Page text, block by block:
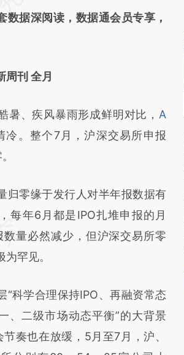
于财新文章
Ph8WjUvp]
文真实意图存在偏差。不代表财
数据深阅读，数据通会员专享，
周刊 全月
、疾风暴雨形成鲜明对比， A
冷。整个7月，沪深交易所申报
零缘于发行人对半年报数据有
每年6月都是IPO扎堆申报的月
数量必然减少，但沪深交易所零
罕见。
学合理保持IPO、再融资常态
、二级市场动态平衡”的大背景
奏也在放缓，5月至7月，沪、